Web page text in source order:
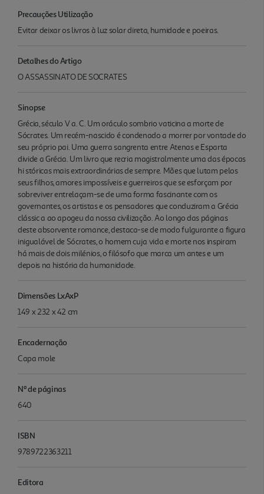
Precauções Utilização
Evitar deixar os livros à luz solar direta, humidade e poeiras.
Detalhes do Artigo
O ASSASSINATO DE SOCRATES
Sinopse
Grécia, século V a. C. Um oráculo sombrio vaticina a morte de
Sócrates. Um recém-nascido é condenado a morrer por vontade do
seu próprio pai. Uma guerra sangrenta entre Atenas e Esparta
divide a Grécia. Um livro que recria magistralmente uma das épocas
hi stóricas mais extraordinárias de sempre. Mães que lutam pelos
seus filhos, amores impossíveis e guerreiros que se esforçam por
sobreviver entrelaçam-se de uma forma fascinante com os
governantes, os artistas e os pensadores que conduziram a Grécia
clássic a ao apogeu da nossa civilização. Ao longo das páginas
deste absorvente romance, destaca-se de modo fulgurante a figura
inigualável de Sócrates, o homem cuja vida e morte nos inspiram
há mais de dois milénios, o filósofo que marca um antes e um
depois na história da humanidade.
Dimensões LxAxP
149 x 232 x 42 cm
Encadernação
Capa mole
Nº de páginas
640
ISBN
9789722363211
Editora